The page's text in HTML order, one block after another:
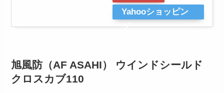
Yahooショッピン
グ
旭風防（AF ASAHI） ウインドシールド
クロスカブ110